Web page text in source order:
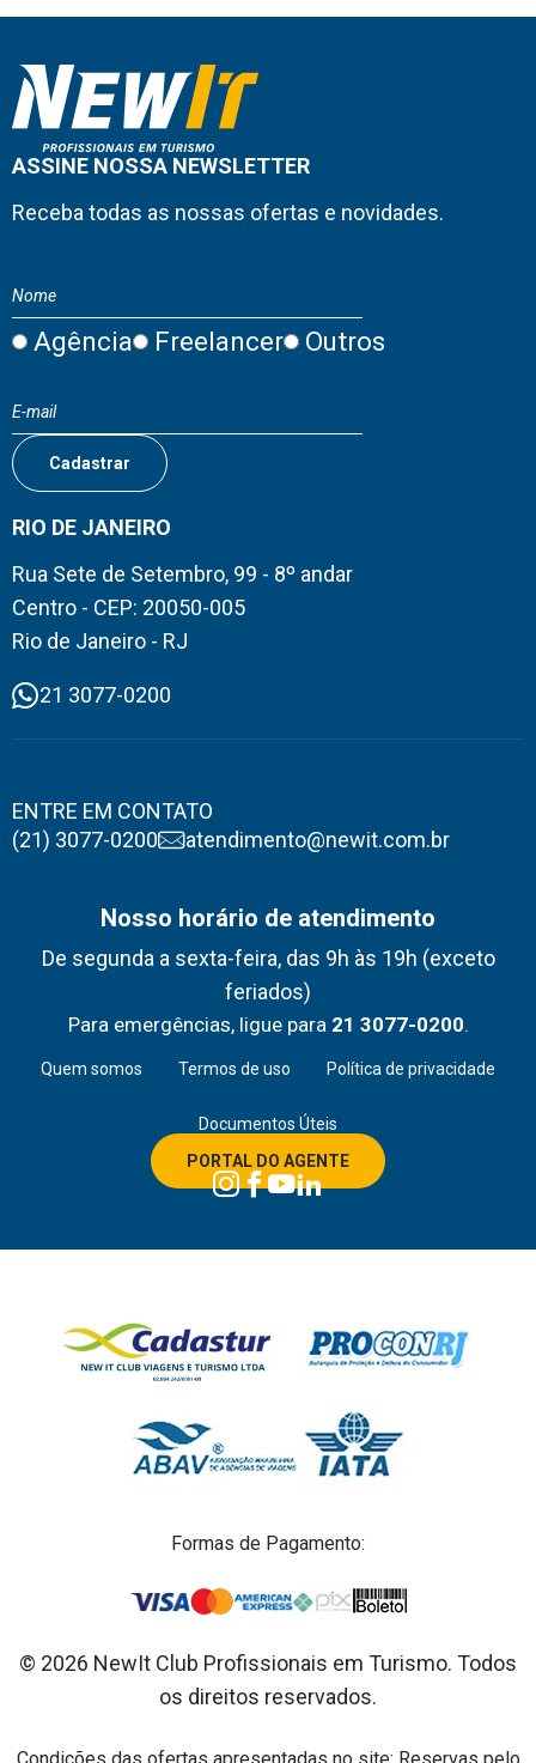
ASSINE NOSSA NEWSLETTER
Receba todas as nossas ofertas e novidades.
Agência Freelancer Outros
RIO DE JANEIRO
Rua Sete de Setembro, 99 - 8º andar
Centro - CEP: 20050-005
Rio de Janeiro - RJ
21 3077-0200
ENTRE EM CONTATO
(21) 3077-0200
atendimento@newit.com.br
Nosso horário de atendimento
De segunda a sexta-feira, das 9h às 19h (exceto
feriados)
Para emergências, ligue para 21 3077-0200.
Quem somos Termos de uso Política de privacidade
Documentos Úteis
PORTAL DO AGENTE
Formas de Pagamento:
© 2026 NewIt Club Profissionais em Turismo. Todos
os direitos reservados.